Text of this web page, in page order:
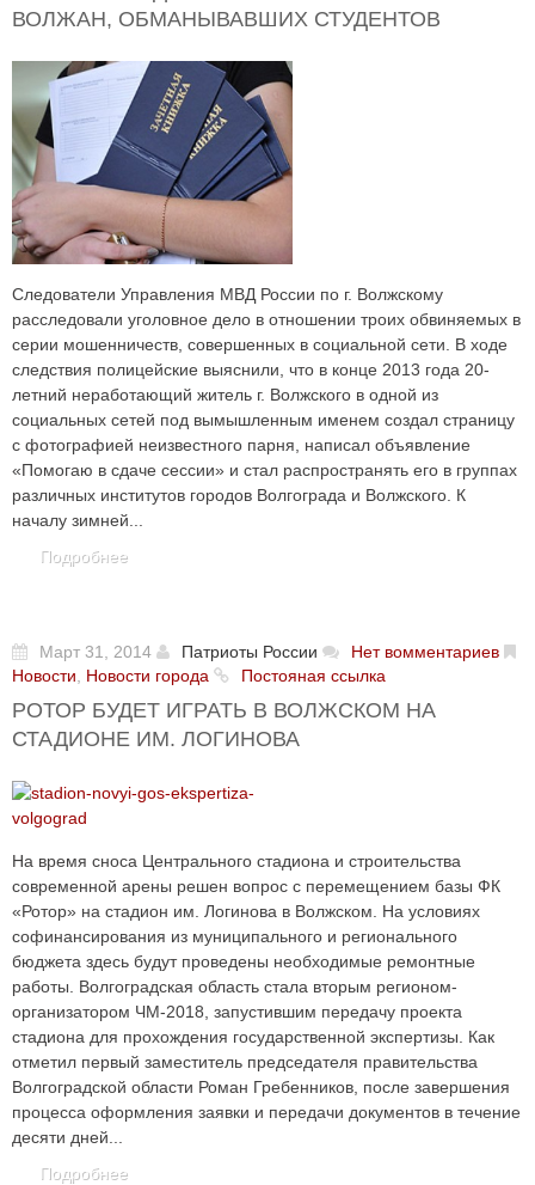
ВОЛЖАН, ОБМАНЫВАВШИХ СТУДЕНТОВ
Следователи Управления МВД России по г. Волжскому
расследовали уголовное дело в отношении троих обвиняемых в
серии мошенничеств, совершенных в социальной сети. В ходе
следствия полицейские выяснили, что в конце 2013 года 20-
летний неработающий житель г. Волжского в одной из
социальных сетей под вымышленным именем создал страницу
с фотографией неизвестного парня, написал объявление
«Помогаю в сдаче сессии» и стал распространять его в группах
различных институтов городов Волгограда и Волжского. К
началу зимней...
Подробнее
Март 31, 2014 Патриоты России
Нет вомментариев
Новости
Новости города Постояная ссылка
РОТОР БУДЕТ ИГРАТЬ В ВОЛЖСКОМ НА
СТАДИОНЕ ИМ. ЛОГИНОВА
На время сноса Центрального стадиона и строительства
современной арены решен вопрос с перемещением базы ФК
«Ротор» на стадион им. Логинова в Волжском. На условиях
софинансирования из муниципального и регионального
бюджета здесь будут проведены необходимые ремонтные
работы. Волгоградская область стала вторым регионом-
организатором ЧМ-2018, запустившим передачу проекта
стадиона для прохождения государственной экспертизы. Как
отметил первый заместитель председателя правительства
Волгоградской области Роман Гребенников, после завершения
процесса оформления заявки и передачи документов в течение
десяти дней...
Подробнее